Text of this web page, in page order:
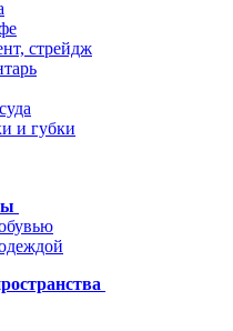
стрейдж
и губки